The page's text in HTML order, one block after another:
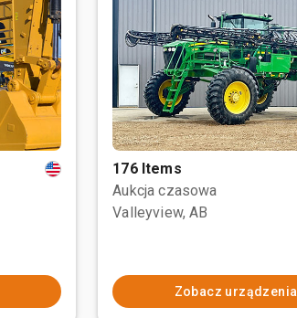
176 Items
Aukcja czasowa
Valleyview, AB
Zobacz urządzenia